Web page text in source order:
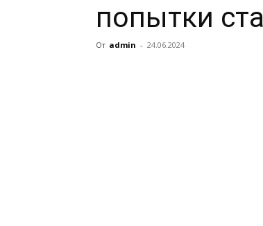
попытки
От admin - 24.06.2024